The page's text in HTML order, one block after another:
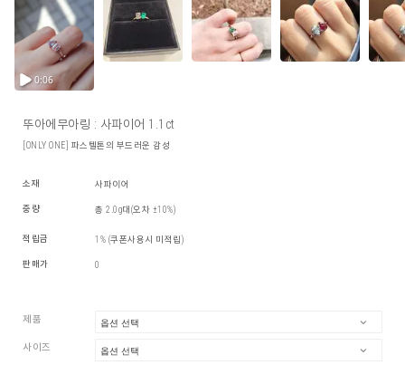
뚜아에무아링 : 사파이어 1.1ct
[ONLY ONE] 파스텔톤의 부드러운 감성
소재 사파이어
중량 총 2.0g대(오차 ±10%)
적립금 1% (쿠폰사용시 미적립)
판매가 0
제품
사이즈